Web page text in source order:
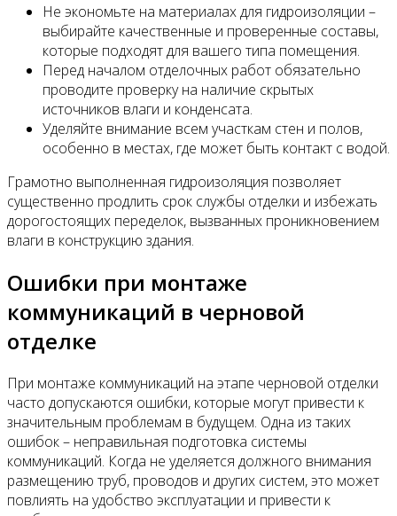
Не экономьте на материалах для гидроизоляции –
выбирайте качественные и проверенные составы,
которые подходят для вашего типа помещения.
Перед началом отделочных работ обязательно
проводите проверку на наличие скрытых
источников влаги и конденсата.
Уделяйте внимание всем участкам стен и полов,
особенно в местах, где может быть контакт с водой.
Грамотно выполненная гидроизоляция позволяет
существенно продлить срок службы отделки и избежать
дорогостоящих переделок, вызванных проникновением
влаги в конструкцию здания.
Ошибки при монтаже
коммуникаций в черновой
отделке
При монтаже коммуникаций на этапе черновой отделки
часто допускаются ошибки, которые могут привести к
значительным проблемам в будущем. Одна из таких
ошибок – неправильная подготовка системы
коммуникаций. Когда не уделяется должного внимания
размещению труб, проводов и других систем, это может
повлиять на удобство эксплуатации и привести к